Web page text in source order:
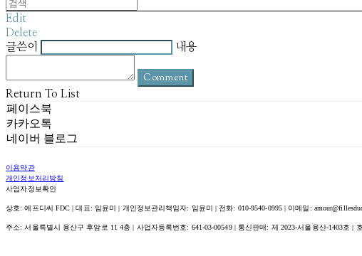
Edit
Delete
글쓴이
내용
Comment
Return To List
페이스북
카카오톡
네이버 블로그
이용약관
개인정보처리방침
사업자정보확인
상호: 에프디씨 FDC | 대표: 임윤미 | 개인정보관리책임자: 임윤미 | 전화: 010-9540-0995 | 이메일:
주소: 서울특별시 용산구 후암로 11 4층 | 사업자등록번호: 641-03-00549| 통신판매: 제 2023-서울용산-1403호 |